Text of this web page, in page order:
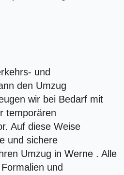
und
den Umzug
wir bei Bedarf mit
temporären
Auf diese Weise
und sichere
Umzug in Werne . Alle
und